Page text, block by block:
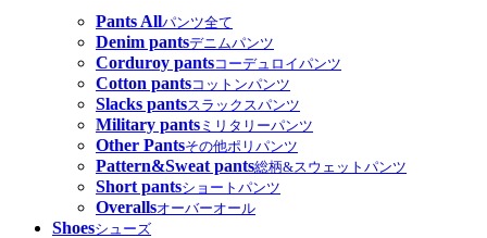
Pants Allパンツ全て
Denim pantsデニムパンツ
Corduroy pantsコーデュロイパンツ
Cotton pantsコットンパンツ
Slacks pantsスラックスパンツ
Military pants ミリタリーパンツ
Other Pantsその他ポリパンツ
Pattern&Sweat pants総柄&スウェットパンツ
Short pantsショートパンツ
Overallsオーバーオール
Shoesシューズ